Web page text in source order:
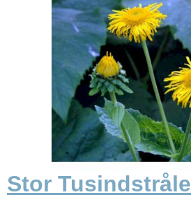
Stor Tusindstråle